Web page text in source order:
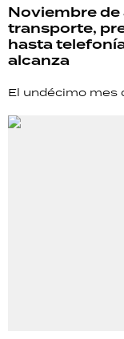
Noviembre
transporte,
hasta
alcanza
El undécimo mes